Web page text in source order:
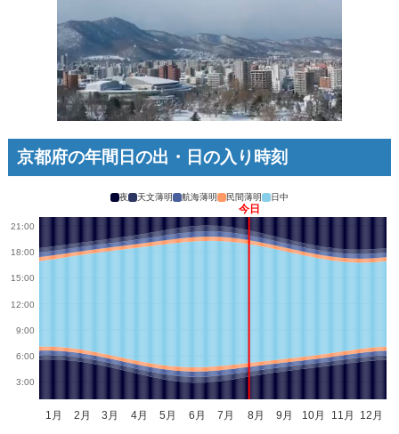
京都府の年間日の出・日の入り時刻
夜 天文薄明 航海薄明 民間薄明 日中